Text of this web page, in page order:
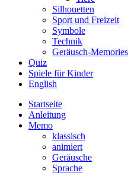
Silhouetten
Sport und Freizeit
Symbole
Technik
Geräusch-Memories
Quiz
Spiele für Kinder
English
Startseite
Anleitung
Memo
klassisch
animiert
Geräusche
Sprache